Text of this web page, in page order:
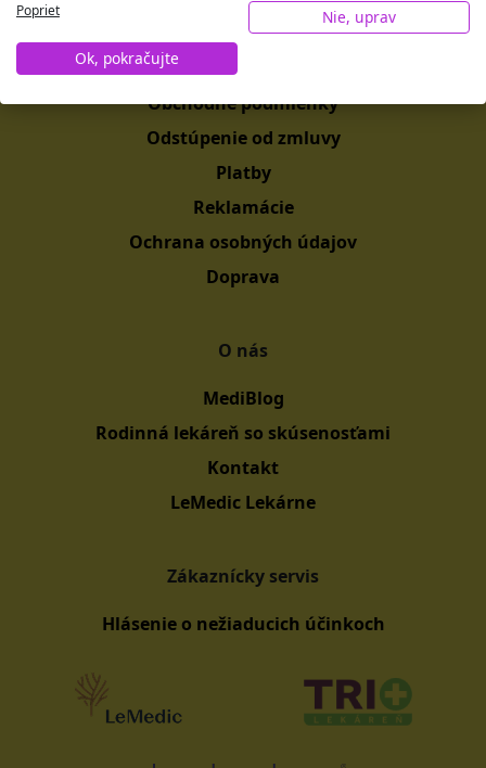
Všetko o nákupe
Obchodné podmienky
Odstúpenie od zmluvy
Platby
Reklamácie
Ochrana osobných údajov
Doprava
O nás
MediBlog
Rodinná lekáreň so skúsenosťami
Kontakt
LeMedic Lekárne
Zákaznícky servis
Hlásenie o nežiaducich účinkoch
Poprieť
Nie, uprav
Ok, pokračujte